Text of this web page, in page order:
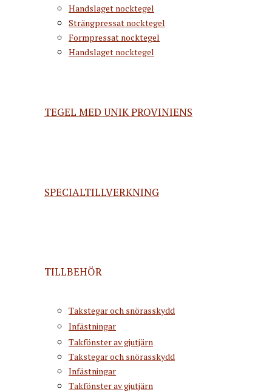
Handslaget nocktegel
Strängpressat nocktegel
Formpressat nocktegel
Handslaget nocktegel
TEGEL MED UNIK PROVINIENS
SPECIALTILLVERKNING
TILLBEHÖR
Takstegar och snörasskydd
Infästningar
Takfönster av gjutjärn
Takstegar och snörasskydd
Infästningar
Takfönster av gjutjärn